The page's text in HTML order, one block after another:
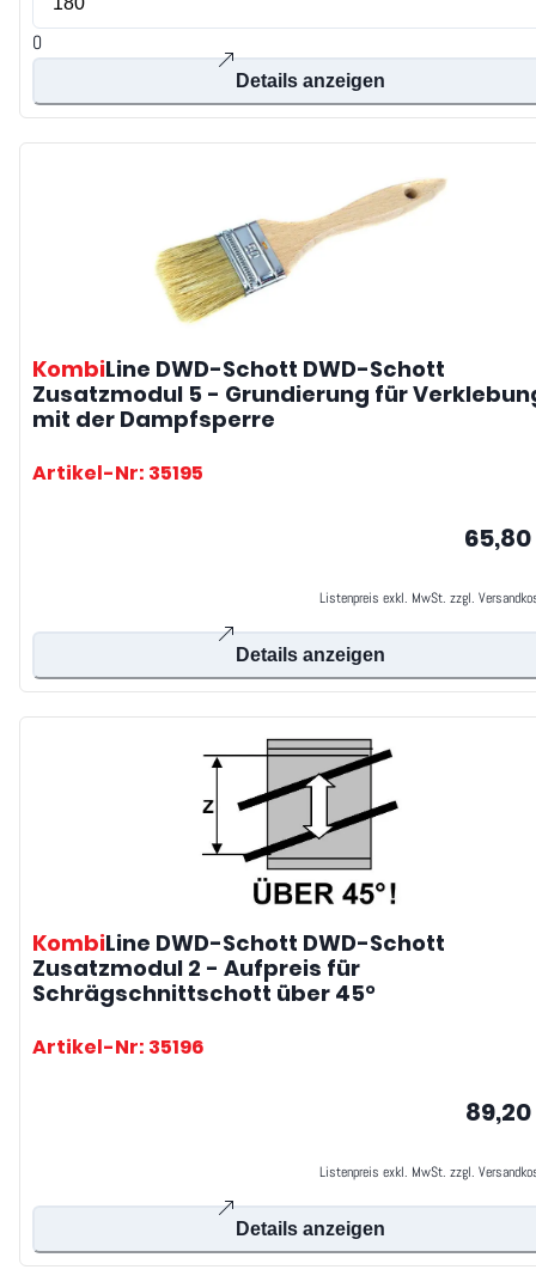
0
Details anzeigen
KombiLine DWD-Schott DWD-Schott
Zusatzmodul 5 - Grundierung für
mit der Dampfsperre
Artikel-Nr: 35195
Listenpreis exkl. MwSt. zzgl.
Details anzeigen
KombiLine DWD-Schott DWD-Schott
Zusatzmodul 2 - Aufpreis für
Schrägschnittschott über 45°
Artikel-Nr: 35196
Listenpreis exkl. MwSt. zzgl.
Details anzeigen